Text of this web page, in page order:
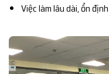
Việc làm lâu dài, ổn định